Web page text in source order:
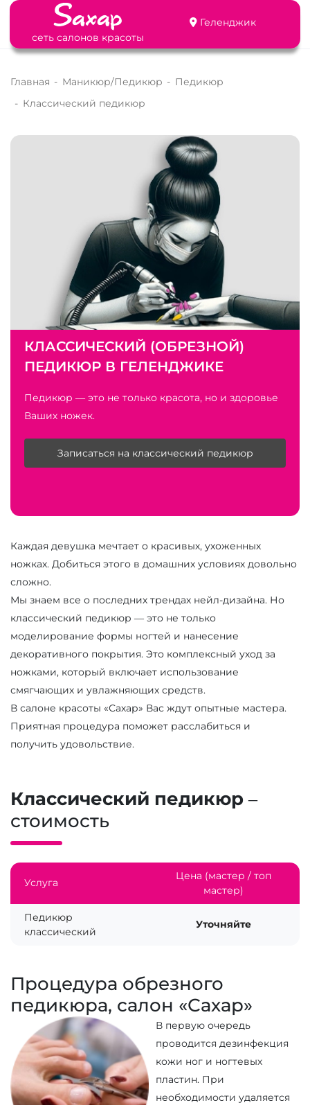
сеть салонов красоты
Геленджик
Главная - Маникюр/Педикюр - Педикюр
- Классический педикюр
КЛАССИЧЕСКИЙ (ОБРЕЗНОЙ)
ПЕДИКЮР В ГЕЛЕНДЖИКЕ
Педикюр — это не только красота, но и здоровье
Ваших ножек.
Записаться на классический педикюр
Каждая девушка мечтает о красивых, ухоженных
ножках. Добиться этого в домашних условиях довольно
сложно.
Мы знаем все о последних трендах нейл-дизайна. Но
классический педикюр — это не только
моделирование формы ногтей и нанесение
декоративного покрытия. Это комплексный уход за
ножками, который включает использование
смягчающих и увлажняющих средств.
В салоне красоты «Сахар» Вас ждут опытные мастера.
Приятная процедура поможет расслабиться и
получить удовольствие.
Классический педикюр –
стоимость
Услуга
Цена (мастер / топ
мастер)
Педикюр
классический
Уточняйте
Процедура обрезного
педикюра, салон «Сахар»
В первую очередь
проводится дезинфекция
кожи ног и ногтевых
пластин. При
необходимости удаляется